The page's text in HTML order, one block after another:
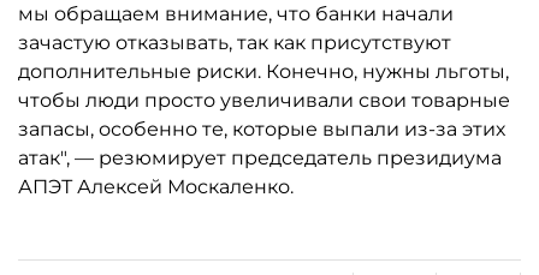
мы обращаем внимание, что банки начали
зачастую отказывать, так как присутствуют
дополнительные риски. Конечно, нужны льготы,
чтобы люди просто увеличивали свои товарные
запасы, особенно те, которые выпали из-за этих
атак", — резюмирует председатель президиума
АПЭТ Алексей Москаленко.